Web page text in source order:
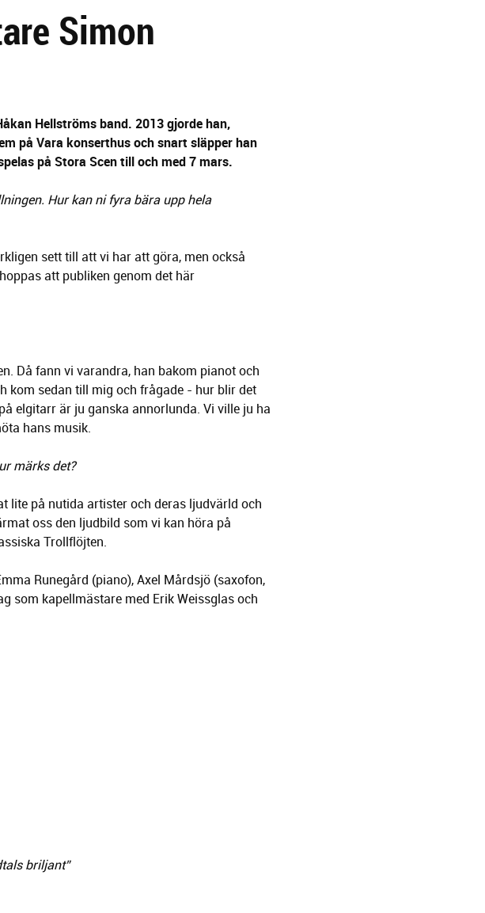
Simon
Hellströms band. 2013 gjorde han,
på Vara konserthus och snart släpper han
på Stora Scen till och med 7 mars.
Hur kan ni fyra bära upp hela
sett till att vi har att göra, men också
att publiken genom det här
Då fann vi varandra, han bakom pianot och
kom sedan till mig och frågade - hur blir det
elgitarr är ju ganska annorlunda. Vi ville ju ha
hans musik.
märks det?
lite på nutida artister och deras ljudvärld och
oss den ljudbild som vi kan höra på
Trollflöjten.
Runegård (piano), Axel Mårdsjö (saxofon,
som kapellmästare med Erik Weissglas och
briljant”